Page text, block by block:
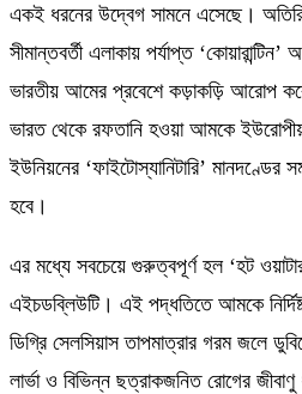
একই ধরনের উদ্বেগ সামনে এসেছে।
সীমান্তবর্তী এলাকায় পর্যাপ্ত ‘কোয়ারান্টিন’
ভারতীয় আমের প্রবেশে কড়াকড়ি আরোপ
ভারত থেকে রফতানি হওয়া আমকে
ইউনিয়নের ‘ফাইটোস্যানিটারি’ মানদণ্ডের
হবে।
এর মধ্যে সবচেয়ে গুরুত্বপূর্ণ হল ‘হট
এইচডব্লিউটি। এই পদ্ধতিতে আমকে
ডিগ্রি সেলসিয়াস তাপমাত্রার গরম জলে
লার্ভা ও বিভিন্ন ছত্রাকজনিত রোগের